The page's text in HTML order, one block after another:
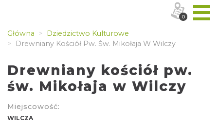
Główna
Dziedzictwo Kulturowe
Drewniany Kościół Pw. Św. Mikołaja W Wilczy
Drewniany kościół pw.
św. Mikołaja w Wilczy
Miejscowość:
WILCZA
0